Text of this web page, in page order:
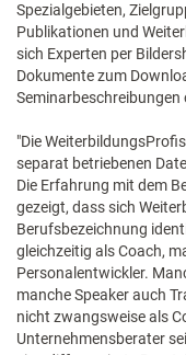
Spezialgebieten,
Publikationen und
sich Experten per
Dokumente zum
"Die
separat betriebenen
Die Erfahrung mit dem
gezeigt, dass sich
Berufsbezeichnung
gleichzeitig als Coach,
Personalentwickler.
manche Speaker auch
nicht zwangsweise als
Unternehmensberater